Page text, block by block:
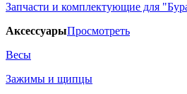
Запчасти и комплектующие для
АксессуарыПросмотреть
Весы
Зажимы и щипцы